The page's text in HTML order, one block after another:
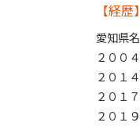
債権
その
【経歴】
愛知県
２００
２０１
２０１
２０１